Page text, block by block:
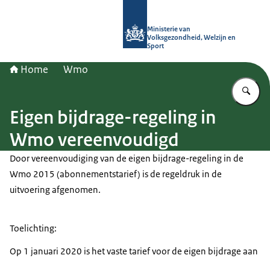
Ministerie van
Volksgezondheid, Welzijn en
Sport
Home Wmo
Eigen bijdrage-regeling in
Wmo vereenvoudigd
Door vereenvoudiging van de eigen bijdrage-regeling in de
Wmo 2015 (abonnementstarief) is de regeldruk in de
uitvoering afgenomen.
Toelichting:
Op 1 januari 2020 is het vaste tarief voor de eigen bijdrage aan